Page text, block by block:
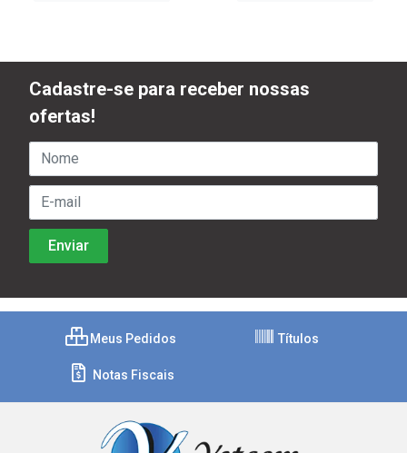
Cadastre-se para receber nossas
ofertas!
Meus Pedidos Títulos
Notas Fiscais